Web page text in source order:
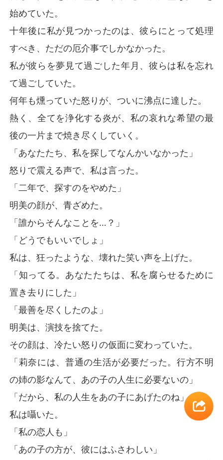
始めていた。
十年後に私が見つかったのは、彼らにとって処理
すべき、ただの厄介事でしかなかった。
私が彼らを夢見て過ごした年月、彼らは私を忘れ
て過ごしていた。
何年も燻っていた怒りが、ついに沸点に達した。
熱く、全てを浄化する炎が、私の哀れな希望の最
後の一片まで焼き尽くしていく。
「あなたたち、私を探してなんかいなかった」
怒りで震える声で、私は言った。
「二年で、探すのをやめた」
明美の顔が、青ざめた。
「誰からそんなことを…？」
「どうでもいいでしょ」
私は、狂ったような、壊れた笑い声を上げた。
「知ってる。あなたたちは、私を腐らせるために
置き去りにした」
「最善を尽くしたのよ」
明美は、演技を捨てた。
その顔は、冷たい怒りの仮面に変わっていた。
「莉奈には、普通の生活が必要だった。行方不明
の姉の影なんて、あの子の人生に必要ないの」
「だから、私の人生をあの子にあげたのね」
私は囁いた。
「私の恋人も」
「あの子の方が、彼にはふさわしい」